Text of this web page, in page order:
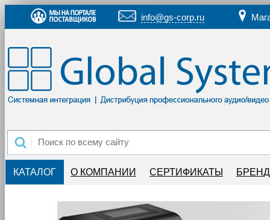
info@gs-corp.ru
КАТАЛОГ О КОМПАНИИ СЕРТИФИКАТЫ